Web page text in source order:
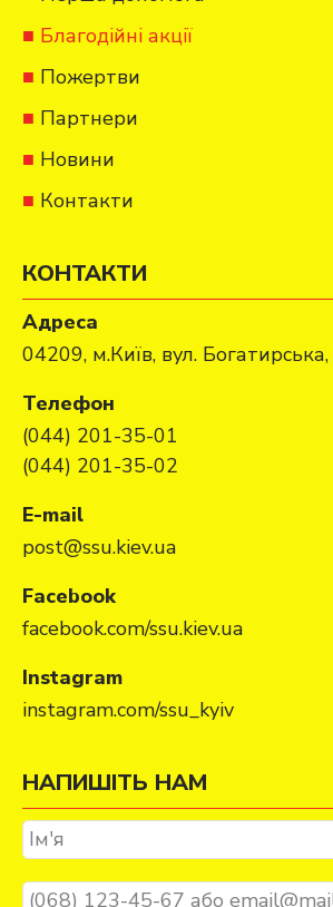
Благодійні акції
Пожертви
Партнери
Новини
Контакти
КОНТАКТИ
Адреса
04209, м.Київ, вул.
Телефон
(044) 201-35-01
(044) 201-35-02
E-mail
post@ssu.kiev.ua
Facebook
facebook.com/ssu.kiev.ua
Instagram
instagram.com/ssu_kyiv
НАПИШІТЬ НАМ